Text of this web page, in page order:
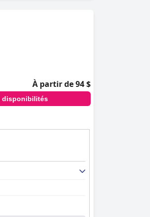
À partir de 94 $
disponibilités